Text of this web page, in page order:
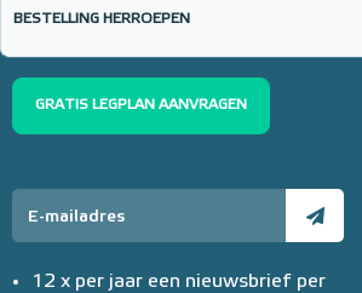
BESTELLING HERROEPEN
GRATIS LEGPLAN AANVRAGEN
12 x per jaar een nieuwsbrief per